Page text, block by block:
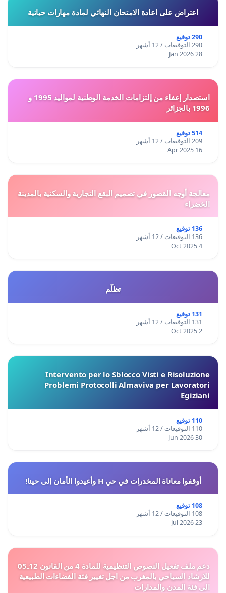
اعتراض على اعادة الامتحان النهائي لمادة مهارات حياتية
290 توقيع
290 التوقيعات / 12 أشهر
28 Jan 2026
استصدار إعفاء من إلتزامات الخدمة الوطنية لمواليد 1995 و
1996 بالجزائر
514 توقيع
209 التوقيعات / 12 أشهر
16 Apr 2025
معالجة أوجه القصور في تصميم البقع التجارية والسكنية بالمدينة
الخضراء
136 توقيع
136 التوقيعات / 12 أشهر
4 Oct 2025
تظلّم
131 توقيع
131 التوقيعات / 12 أشهر
2 Oct 2025
Intervento per lo Sblocco Visti e Risoluzione
Problemi Protocolli Almaviva per Lavoratori
Egiziani
110 توقيع
110 التوقيعات / 12 أشهر
30 Jun 2026
أوقفوا معاناة المخدرات في حي H وأعيدوا الأمان إلى حينا!
108 توقيع
108 التوقيعات / 12 أشهر
23 Jul 2026
دعم ملف تفعيل النصوص التنظيمية للمادة 4 من القانون 12ـ05
للارشاد السياحي بالمغرب من اجل تغيير فئة الفضاءات الطبيعية
الى فئة المدن والمدارات